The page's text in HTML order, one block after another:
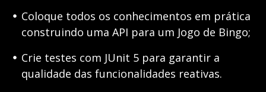
Coloque todos os conhecimentos em prática
construindo uma API para um Jogo de Bingo;
Crie testes com JUnit 5 para garantir a
qualidade das funcionalidades reativas.